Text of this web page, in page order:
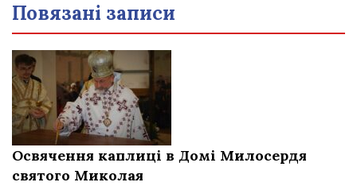
Повязані записи
Освячення каплиці в Домі Милосердя
святого Миколая